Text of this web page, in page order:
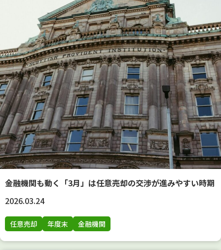
金融機関も動く「3月」は任意売却の交渉が進みやすい時期
2026.03.24
任意売却 年度末 金融機関